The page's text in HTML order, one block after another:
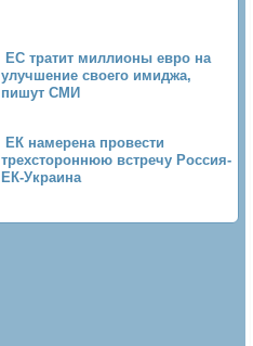
ЕС тратит миллионы евро на
улучшение своего имиджа,
пишут СМИ
ЕК намерена провести
трехстороннюю встречу Россия-
ЕК-Украина